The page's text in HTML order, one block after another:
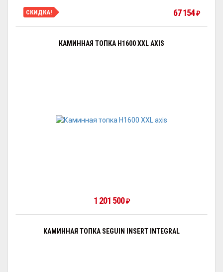
СКИДКА! 67 154₽
КАМИННАЯ ТОПКА H1600 XXL AXIS
1 201 500₽
КАМИННАЯ ТОПКА SEGUIN INSERT INTEGRAL